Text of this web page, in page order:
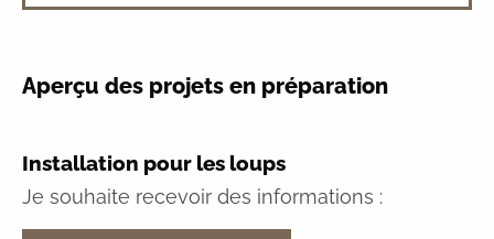
Aperçu des projets en préparation
Installation pour les loups
Je souhaite recevoir des informations :